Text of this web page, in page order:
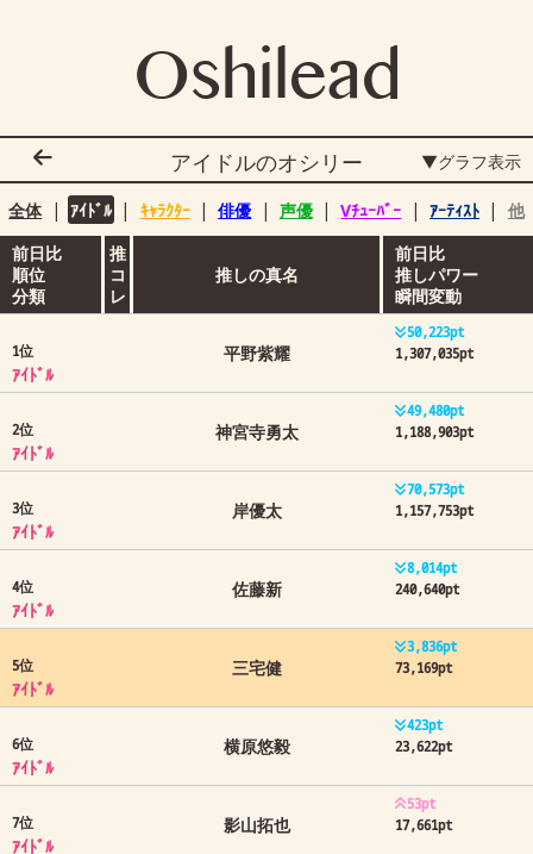
Oshilead
アイドルのオシリー ▼グラフ表示
全体 | ｱｲﾄﾞﾙ | ｷｬﾗｸﾀｰ | 俳優 | 声優 | Vﾁｭｰﾊﾞｰ | ｱｰﾃｨｽﾄ |
他
前日比
順位
分類
推
コ
レ
推しの真名
前日比
推しパワー
瞬間変動
1位
ｱｲﾄﾞﾙ
平野紫耀
50,224pt
1,307,034pt
2位
ｱｲﾄﾞﾙ
神宮寺勇太
49,482pt
1,188,901pt
3位
ｱｲﾄﾞﾙ
岸優太
70,575pt
1,157,751pt
4位
ｱｲﾄﾞﾙ
佐藤新
8,015pt
240,639pt
5位
ｱｲﾄﾞﾙ
三宅健
3,836pt
73,169pt
6位
ｱｲﾄﾞﾙ
横原悠毅
423pt
23,622pt
7位
ｱｲﾄﾞﾙ
影山拓也
53pt
17,661pt